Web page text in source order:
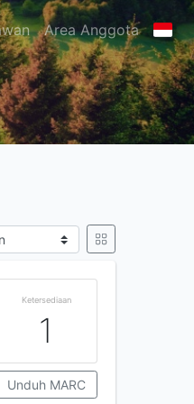
Area Anggota
Ketersediaan
1
Unduh MARC